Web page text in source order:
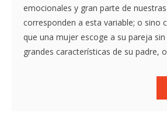
emocionales y gran parte de
corresponden a esta variable; o sino
que una mujer escoge a su pareja
grandes características de su padre, o